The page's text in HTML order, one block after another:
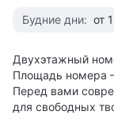
Будние дни: от
Двухэтажный
Площадь номера
Перед вами
для свободных